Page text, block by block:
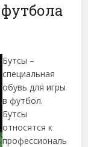
Бутсы –
специальная
обувь для игры
в футбол.
Бутсы
относятся к
профессиональ